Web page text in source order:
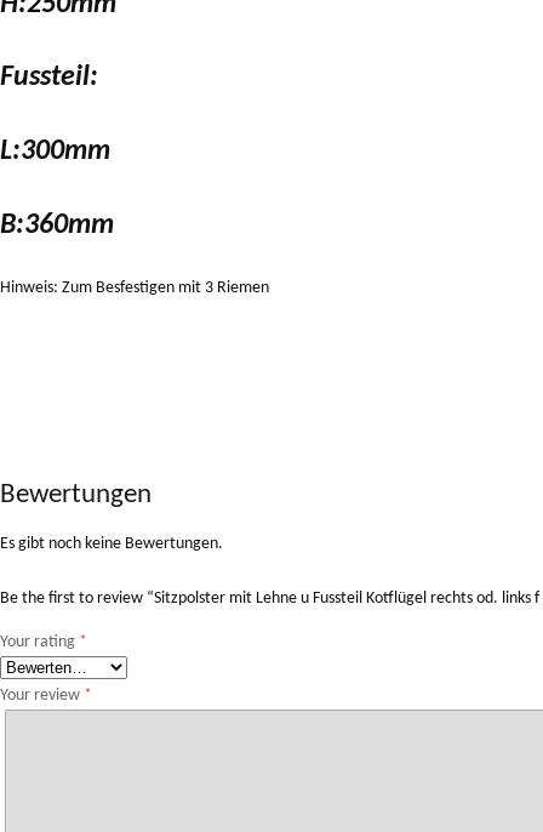
Fussteil:
L:300mm
B:360mm
Hinweis: Zum Besfestigen mit 3 Riemen
Bewertungen
Es gibt noch keine Bewertungen.
Be the first to review “Sitzpolster mit Lehne u Fussteil Kotflügel rechts od. links f
Your rating *
Your review *